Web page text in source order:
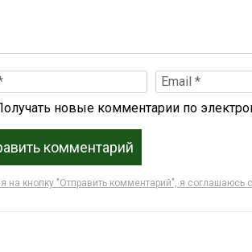
новые комментарии по
на кнопку "Отправить комментарий", я соглашаюсь